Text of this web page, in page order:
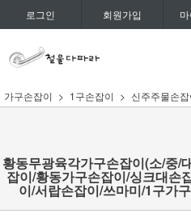
로그인 회원가입
가구손잡이 1구손잡이 신주주물손잡
황동무광육각가구손잡이(소/중/
잡이/황동가구손잡이/싱크대손
이/서랍손잡이/쓰마미/1구가